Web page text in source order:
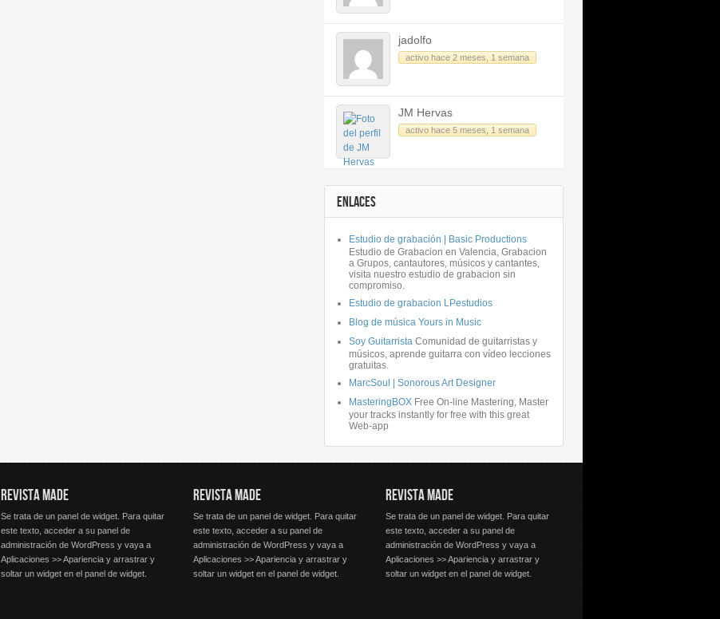
jadolfo
activo hace 2 meses, 1 semana
JM Hervas
activo hace 5 meses, 1 semana
ENLACES
Estudio de grabación | Basic Productions
Estudio de Grabacion en Valencia, Grabacion
a Grupos, cantautores, músicos y cantantes,
visita nuestro estudio de grabacion sin
compromiso.
Estudio de grabacion LPestudios
Blog de música Yours in Music
Soy Guitarrista Comunidad de guitarristas y
músicos, aprende guitarra con vídeo lecciones
gratuitas.
MarcSoul | Sonorous Art Designer
MasteringBOX Free On-line Mastering, Master
your tracks instantly for free with this great
Web-app
REVISTA MADE
Se trata de un panel de widget. Para quitar
este texto, acceder a su panel de
administración de WordPress y vaya a
Aplicaciones >> Apariencia y arrastrar y
soltar un widget en el panel de widget.
REVISTA MADE
Se trata de un panel de widget. Para quitar
este texto, acceder a su panel de
administración de WordPress y vaya a
Aplicaciones >> Apariencia y arrastrar y
soltar un widget en el panel de widget.
REVISTA MADE
Se trata de un panel de widget. Para quitar
este texto, acceder a su panel de
administración de WordPress y vaya a
Aplicaciones >> Apariencia y arrastrar y
soltar un widget en el panel de widget.